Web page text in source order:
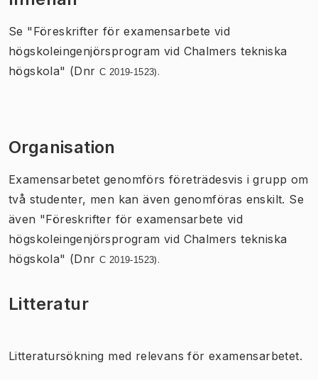
Se "Föreskrifter för examensarbete vid
högskoleingenjörsprogram vid Chalmers tekniska
högskola" (DnrC 2019-1523).
Organisation
Examensarbetet genomförs företrädesvis i grupp om
två studenter, men kan även genomföras enskilt. Se
även "Föreskrifter för examensarbete vid
högskoleingenjörsprogram vid Chalmers tekniska
högskola" (DnrC 2019-1523).
Litteratur
Litteratursökning med relevans för examensarbetet.